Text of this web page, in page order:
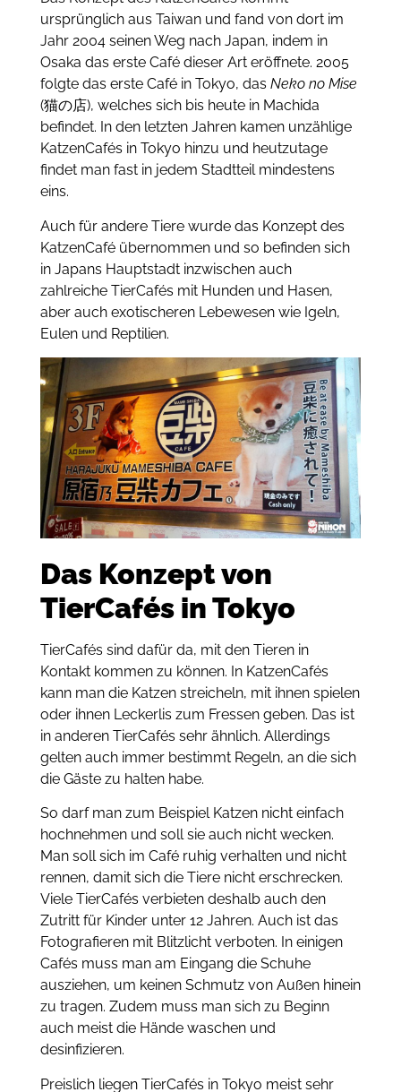
ursprünglich aus Taiwan und fand von dort im
Jahr 2004 seinen Weg nach Japan, indem in
Osaka das erste Café dieser Art eröffnete. 2005
folgte das erste Café in Tokyo, das Neko no Mise
(猫の店), welches sich bis heute in Machida
befindet. In den letzten Jahren kamen unzählige
KatzenCafés in Tokyo hinzu und heutzutage
findet man fast in jedem Stadtteil mindestens
eins.
Auch für andere Tiere wurde das Konzept des
KatzenCafé übernommen und so befinden sich
in Japans Hauptstadt inzwischen auch
zahlreiche TierCafés mit Hunden und Hasen,
aber auch exotischeren Lebewesen wie Igeln,
Eulen und Reptilien.
Das Konzept von
TierCafés in Tokyo
TierCafés sind dafür da, mit den Tieren in
Kontakt kommen zu können. In KatzenCafés
kann man die Katzen streicheln, mit ihnen spielen
oder ihnen Leckerlis zum Fressen geben. Das ist
in anderen TierCafés sehr ähnlich. Allerdings
gelten auch immer bestimmt Regeln, an die sich
die Gäste zu halten habe.
So darf man zum Beispiel Katzen nicht einfach
hochnehmen und soll sie auch nicht wecken.
Man soll sich im Café ruhig verhalten und nicht
rennen, damit sich die Tiere nicht erschrecken.
Viele TierCafés verbieten deshalb auch den
Zutritt für Kinder unter 12 Jahren. Auch ist das
Fotografieren mit Blitzlicht verboten. In einigen
Cafés muss man am Eingang die Schuhe
ausziehen, um keinen Schmutz von Außen hinein
zu tragen. Zudem muss man sich zu Beginn
auch meist die Hände waschen und
desinfizieren.
Preislich liegen TierCafés in Tokyo meist sehr